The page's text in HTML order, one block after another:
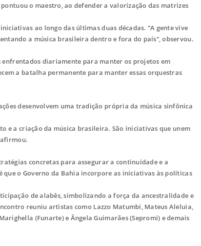
o maestro, ao defender a valorização das matrizes
ao longo das últimas duas décadas. “A gente vive
a música brasileira dentro e fora do país”, observou.
diariamente para manter os projetos em
a batalha permanente para manter essas orquestras
desenvolvem uma tradição própria da música sinfônica
e a criação da música brasileira. São iniciativas que unem
concretas para assegurar a continuidade e a
o Governo da Bahia incorpore as iniciativas às políticas
de alabês, simbolizando a força da ancestralidade e
reuniu artistas como Lazzo Matumbi, Mateus Aleluia,
(Funarte) e Ângela Guimarães (Sepromi) e demais